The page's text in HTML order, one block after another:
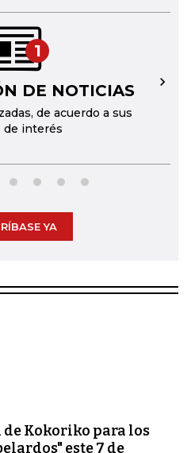
1
DE NOTICIAS
de acuerdo a sus
de interés
→
YA
de Kokoriko para los
este 7 de